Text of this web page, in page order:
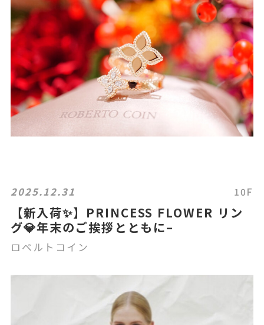
2025.12.31 10F
【新入荷✨】PRINCESS FLOWER リン
グ💎年末のご挨拶とともに–
ロベルトコイン